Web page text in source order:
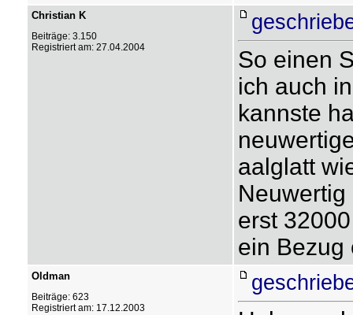
Christian K
Beiträge: 3.150
Registriert am: 27.04.2004
So einen
ich auch
kannste
aalglatt
erst
ein
Oldman
Beiträge: 623
Registriert am: 17.12.2003